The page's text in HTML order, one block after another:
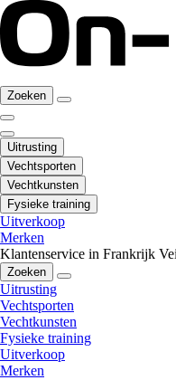
Zoeken
Uitrusting
Vechtsporten
Vechtkunsten
Fysieke training
Uitverkoop
Merken
Klantenservice in Frankrijk
Zoeken
Uitrusting
Vechtsporten
Vechtkunsten
Fysieke training
Uitverkoop
Merken